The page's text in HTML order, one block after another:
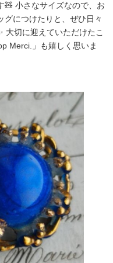
🧸 小さなサイズなので、お
につけたりと、ぜひ日々
大切に迎えていただけたこ
Merci.」も嬉しく思いま